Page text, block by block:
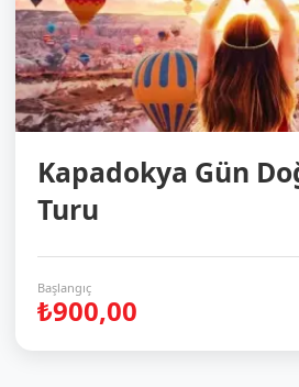
Kapadokya Gün
Turu
Başlangıç
₺900,00